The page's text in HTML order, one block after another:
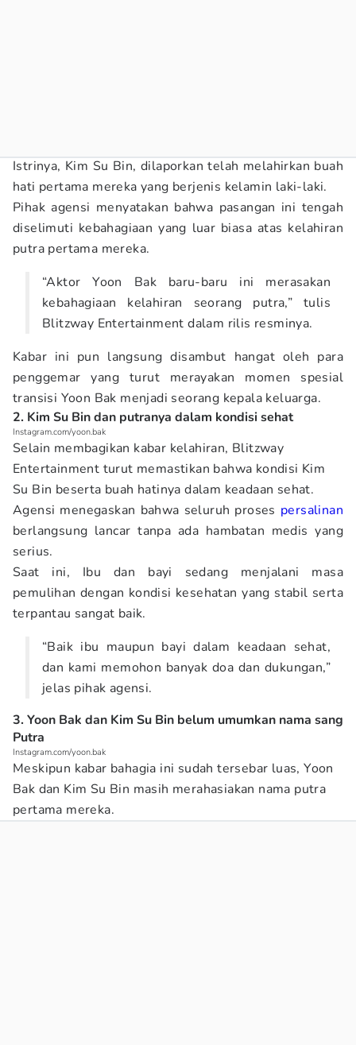
Istrinya, Kim Su Bin, dilaporkan telah melahirkan buah
hati pertama mereka yang berjenis kelamin laki-laki.
Pihak agensi menyatakan bahwa pasangan ini tengah
diselimuti kebahagiaan yang luar biasa atas kelahiran
putra pertama mereka.
“Aktor Yoon Bak baru-baru ini merasakan
kebahagiaan kelahiran seorang putra,” tulis
Blitzway Entertainment dalam rilis resminya.
Kabar ini pun langsung disambut hangat oleh para
penggemar yang turut merayakan momen spesial
transisi Yoon Bak menjadi seorang kepala keluarga.
2. Kim Su Bin dan putranya dalam kondisi sehat
Instagram.com/yoon.bak
Selain membagikan kabar kelahiran, Blitzway
Entertainment turut memastikan bahwa kondisi Kim
Su Bin beserta buah hatinya dalam keadaan sehat.
Agensi menegaskan bahwa seluruh proses persalinan
berlangsung lancar tanpa ada hambatan medis yang
serius.
Saat ini, Ibu dan bayi sedang menjalani masa
pemulihan dengan kondisi kesehatan yang stabil serta
terpantau sangat baik.
“Baik ibu maupun bayi dalam keadaan sehat,
dan kami memohon banyak doa dan dukungan,”
jelas pihak agensi.
3. Yoon Bak dan Kim Su Bin belum umumkan nama sang
Putra
Instagram.com/yoon.bak
Meskipun kabar bahagia ini sudah tersebar luas, Yoon
Bak dan Kim Su Bin masih merahasiakan nama putra
pertama mereka.